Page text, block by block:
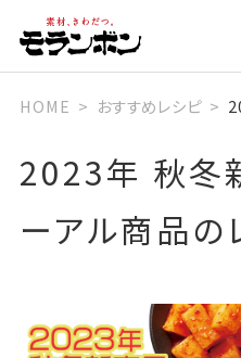
HOME おすすめレシピ
2023年 秋冬
ーアル商品の